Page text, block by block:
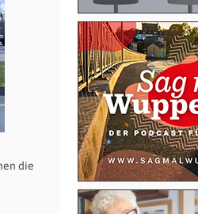
die